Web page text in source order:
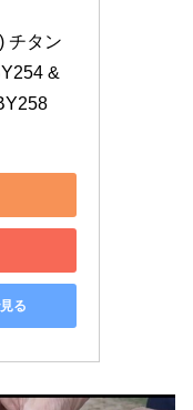
チタン
&
る